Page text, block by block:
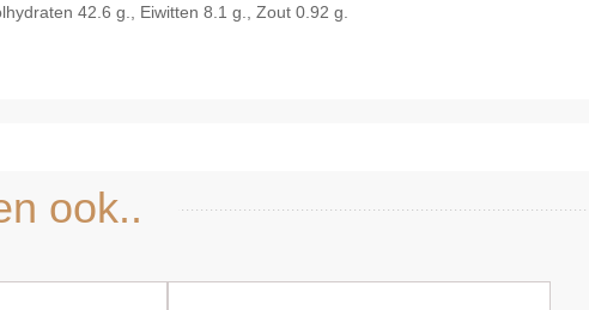
42.6 g., Eiwitten 8.1 g., Zout 0.92 g.
ook..
Snel bekijken